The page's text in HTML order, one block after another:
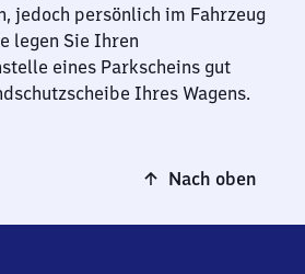
jedoch persönlich im Fahrzeug
legen Sie Ihren
eines Parkscheins gut
Ihres Wagens.
Nach oben